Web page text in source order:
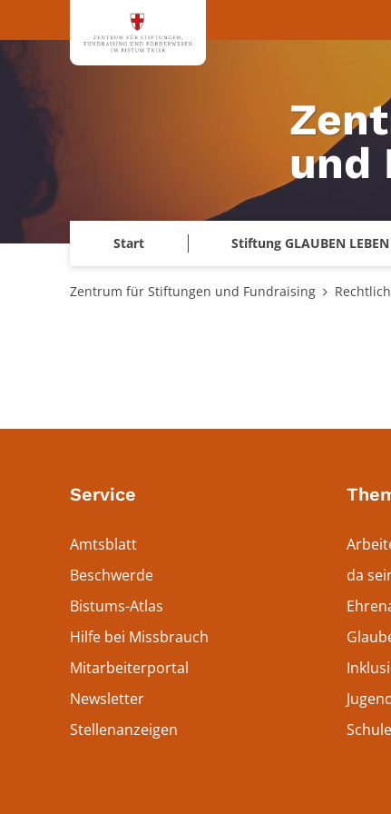
Zum Inhalt springen
und
Start Stiftung GLAUBEN LEBEN
Zentrum für Stiftungen und Fundraising
Service
Amtsblatt
Beschwerde
Bistums-Atlas
Hilfe bei Missbrauch
Mitarbeiterportal
Newsletter
Stellenanzeigen
da